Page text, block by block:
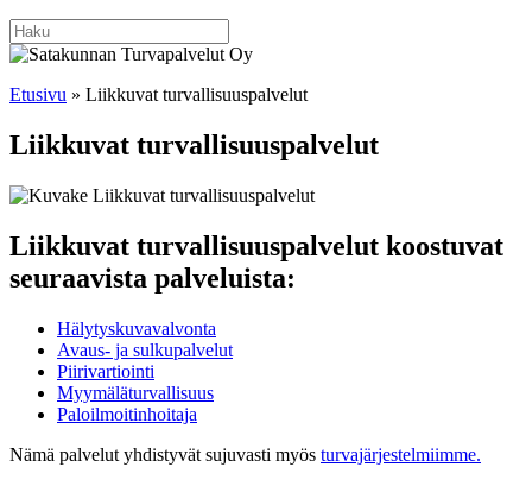
Etusivu » Liikkuvat turvallisuuspalvelut
Liikkuvat turvallisuuspalvelut
Liikkuvat turvallisuuspalvelut koostuvat
seuraavista palveluista:
Hälytyskuvavalvonta
Avaus- ja sulkupalvelut
Piirivartiointi
Myymäläturvallisuus
Paloilmoitinhoitaja
Nämä palvelut yhdistyvät sujuvasti myös turvajärjestelmiimme.